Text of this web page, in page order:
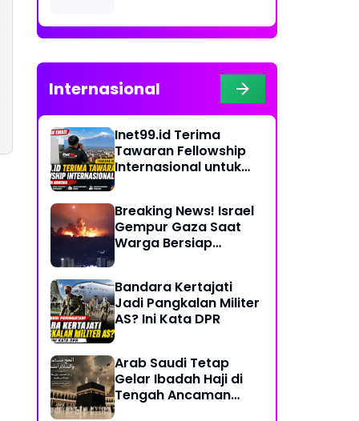
Budaya Sunda
Internasional
Inet99.id Terima
Tawaran Fellowship
Internasional untuk
Breaking News! Israel
Gempur Gaza Saat
Warga Bersiap
Bandara Kertajati
Jadi Pangkalan Militer
AS? Ini Kata DPR
Arab Saudi Tetap
Gelar Ibadah Haji di
Tengah Ancaman